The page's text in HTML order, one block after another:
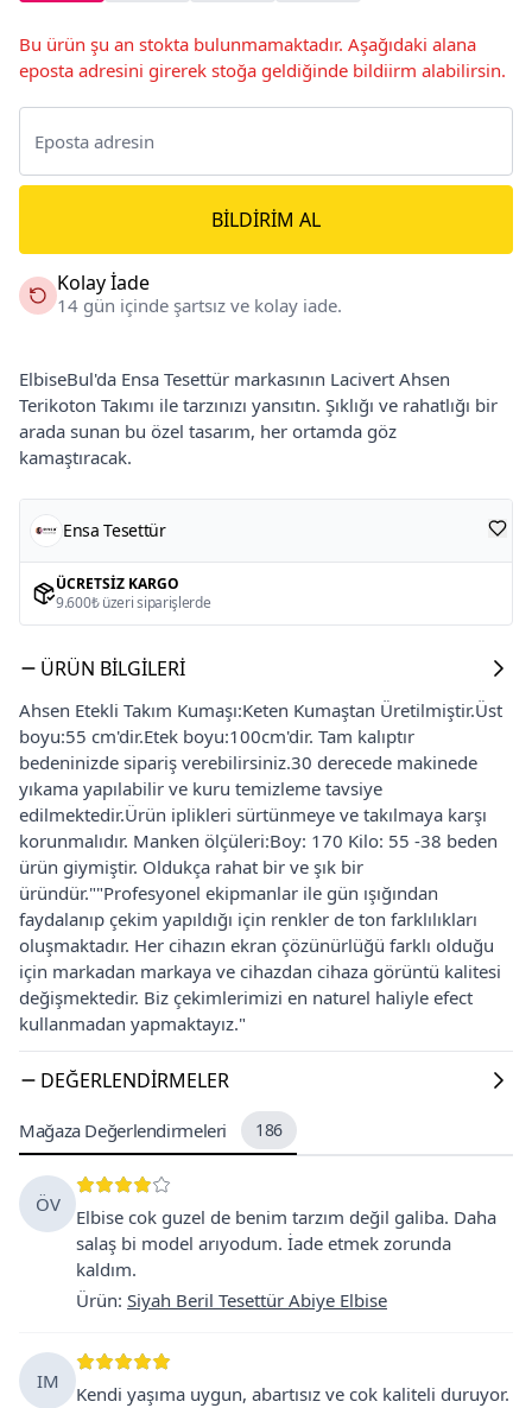
Bu ürün şu an stokta bulunmamaktadır. Aşağıdaki alana
eposta adresini girerek stoğa geldiğinde bildiirm alabilirsin.
BILDIRIM AL
Kolay İade
14 gün içinde şartsız ve kolay iade.
ElbiseBul'da Ensa Tesettür markasının Lacivert Ahsen
Terikoton Takımı ile tarzınızı yansıtın. Şıklığı ve rahatlığı bir
arada sunan bu özel tasarım, her ortamda göz
kamaştıracak.
Ensa Tesettür
ÜCRETSIZ KARGO
9.600₺ üzeri siparişlerde
ÜRÜN BILGILERI
Ahsen Etekli Takım Kumaşı:Keten Kumaştan Üretilmiştir.Üst
boyu:55 cm'dir.Etek boyu:100cm'dir. Tam kalıptır
bedeninizde sipariş verebilirsiniz.30 derecede makinede
yıkama yapılabilir ve kuru temizleme tavsiye
edilmektedir.Ürün iplikleri sürtünmeye ve takılmaya karşı
korunmalıdır. Manken ölçüleri:Boy: 170 Kilo: 55 -38 beden
ürün giymiştir. Oldukça rahat bir ve şık bir
üründür.""Profesyonel ekipmanlar ile gün ışığından
faydalanıp çekim yapıldığı için renkler de ton farklılıkları
oluşmaktadır. Her cihazın ekran çözünürlüğü farklı olduğu
için markadan markaya ve cihazdan cihaza görüntü kalitesi
değişmektedir. Biz çekimlerimizi en naturel haliyle efect
kullanmadan yapmaktayız."
DEĞERLENDIRMELER
Mağaza Değerlendirmeleri 186
ÖV
Elbise cok guzel de benim tarzım değil galiba. Daha
salaş bi model arıyodum. İade etmek zorunda
kaldım.
Ürün: Siyah Beril Tesettür Abiye Elbise
IM
Kendi yaşıma uygun, abartısız ve cok kaliteli duruyor.